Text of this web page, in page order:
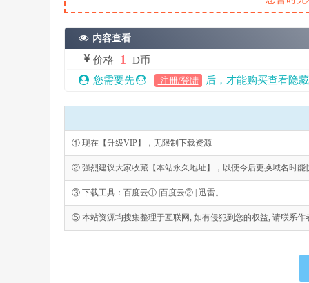
内容查看
价格 1
D币
您需要先
注册/登陆 后，才能购买查看隐
① 现在【升级VIP】，无限制下载资源
② 强烈建议大家收藏【本站永久地址】，以便今后更换域名时能
③ 下载工具：百度云① |百度云② | 迅雷。
⑤ 本站资源均搜集整理于互联网, 如有侵犯到您的权益, 请联系作